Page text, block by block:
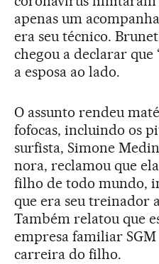
apenas um
era seu técnico.
chegou a declarar que
a esposa ao lado.
O assunto rendeu
fofocas, incluindo os
surfista, Simone
nora, reclamou que
filho de todo mundo,
que era seu treinador
Também relatou que
empresa familiar
carreira do filho.